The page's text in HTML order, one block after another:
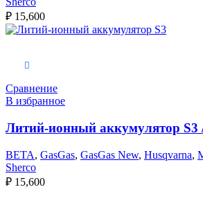
₽ 15,600
Сравнение
В избранное
Литий-ионный аккумулятор S3
BETA, GasGas, GasGas New, Husqvarna,
Sherco
₽ 15,600